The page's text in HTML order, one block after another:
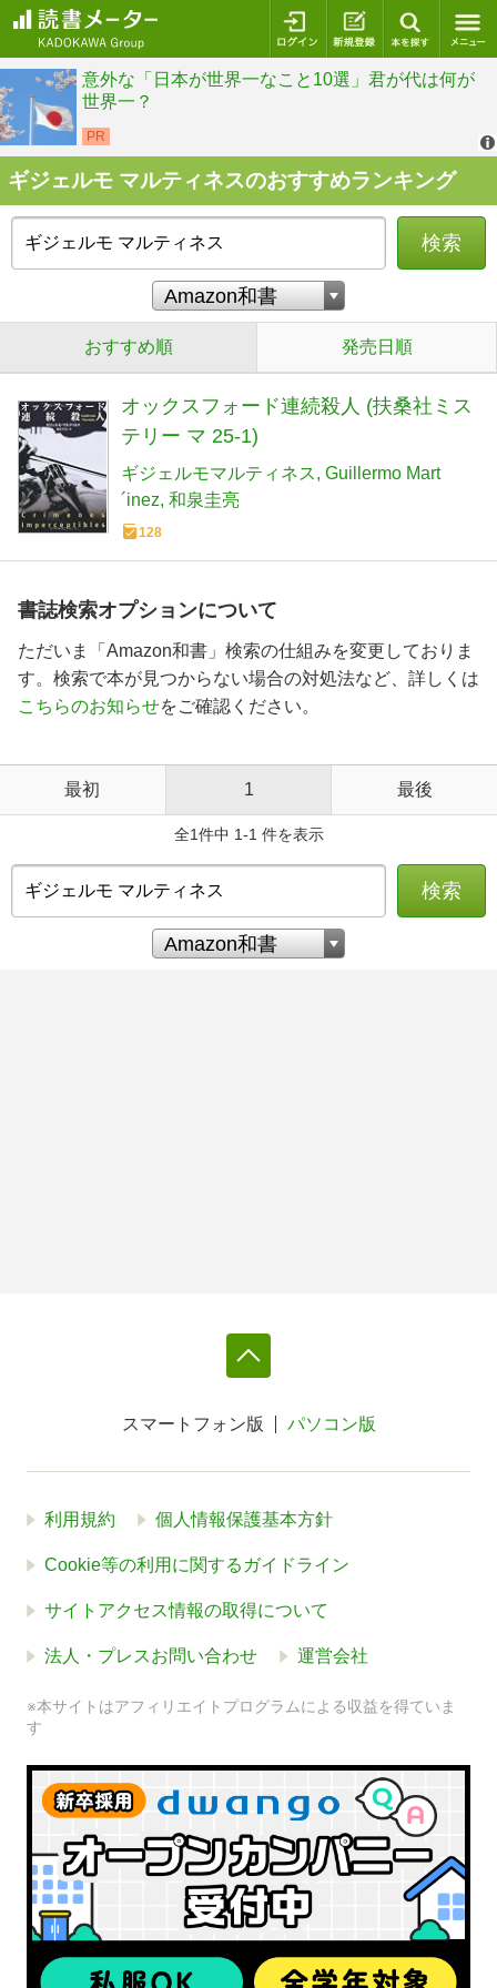
ログイン 新規登録
ギジェルモ マルティネスのおすすめランキング
検索
おすすめ順 発売日順
オックスフォード連続殺人 (扶桑社ミス
テリー マ 25-1)
ギジェルモマルティネス Guillermo Mart
´inez 和泉圭亮
128
書誌検索オプションについて
ただいま「Amazon和書」検索の仕組みを変更しておりま
す。検索で本が見つからない場合の対処法など、詳しくは
こちらのお知らせをご確認ください。
最初 1 最後
全1件中 1-1 件を表示
検索
スマートフォン版 パソコン版
利用規約 個人情報保護基本方針
Cookie等の利用に関するガイドライン
サイトアクセス情報の取得について
法人・プレスお問い合わせ 運営会社
※本サイトはアフィリエイトプログラムによる収益を得ていま
す